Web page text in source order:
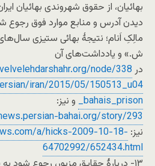
بهائیان، از حقوق شهروندی بهائیان
دیدن آدرس و منابع موارد فوق رجوع
ش.» و یادداشت‌های آن
در node/338
iran/2015/05/150513_u04
_bahais_prison و نیز:
bahai.org/story/293
نیز: a/hicks-2009-10-18-
64702992/652434.html